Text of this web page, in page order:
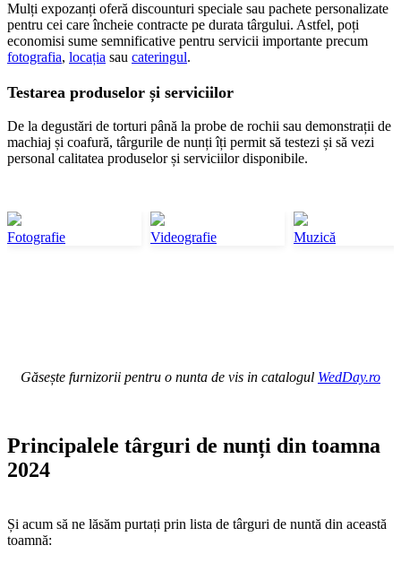
Mulți expozanți oferă discounturi speciale sau pachete personalizate
pentru cei care încheie contracte pe durata târgului. Astfel, poți
economisi sume semnificative pentru servicii importante precum
fotografia, locația sau cateringul.
Testarea produselor și serviciilor
De la degustări de torturi până la probe de rochii sau demonstrații de
machiaj și coafură, târgurile de nunți îți permit să testezi și să vezi
personal calitatea produselor și serviciilor disponibile.
Fotografie Videografie Muzică
Găsește furnizorii pentru o nunta de vis in catalogul WedDay.ro
Principalele târguri de nunți din toamna
2024
Și acum să ne lăsăm purtați prin lista de târguri de nuntă din această
toamnă: